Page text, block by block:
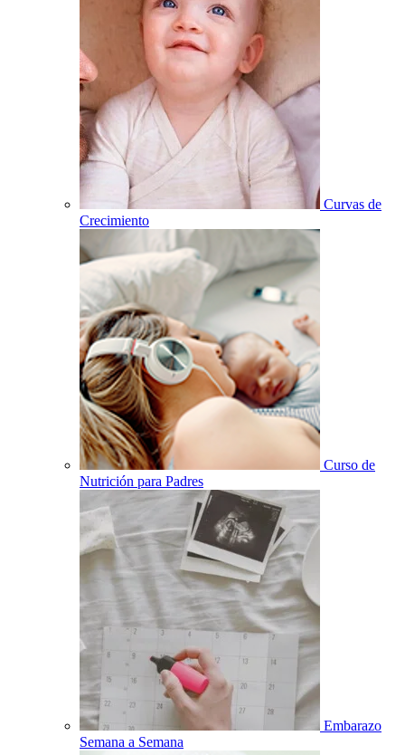
Curvas de
Crecimiento
Curso de
Nutrición para Padres
Embarazo
Semana a Semana